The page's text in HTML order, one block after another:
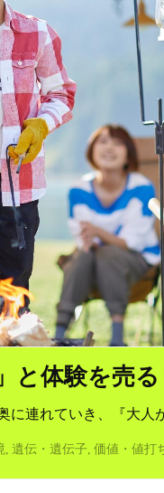
と体験を売
に連れていき、『大
遺伝・遺伝子 価値・値打